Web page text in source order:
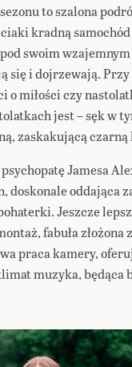
to szalona
kradną
swoim
się i dojrzewają.
miłości czy
jest – sęk w
zaskakującą czarną
Jamesa
doskonale oddająca
Jeszcze
fabuła złożona
praca kamery,
muzyka, będąca